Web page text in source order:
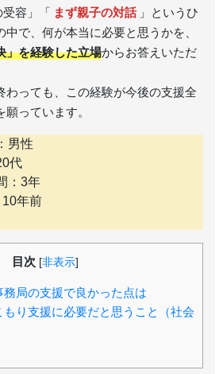
受容」「 まず親子の対話 」というひ
で、何が本当に必要と思うかを、
」を経験した立場からお答えいただ
わっても、この経験が今後の支援全
っています。
男性
代
：3年
年前
目次 [非表示]
局の支援で良かった点は
もり支援に必要だと思うこと（社会